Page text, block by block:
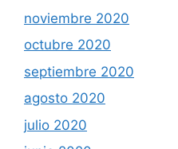
noviembre 2020
octubre 2020
septiembre 2020
agosto 2020
julio 2020